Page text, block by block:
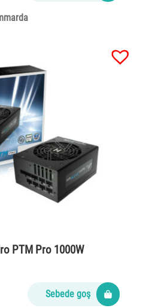
PTM Pro 1000W
Sebede goş